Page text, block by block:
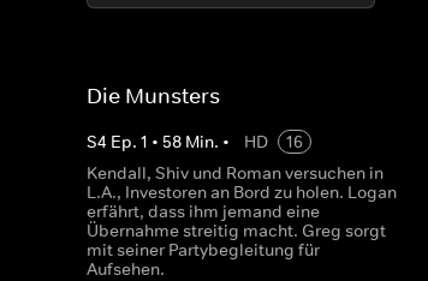
Die Munsters
S4 Ep. 1 • 58 Min. • HD
16
Kendall, Shiv und Roman versuchen in
L.A., Investoren an Bord zu holen. Logan
erfährt, dass ihm jemand eine
Übernahme streitig macht. Greg sorgt
mit seiner Partybegleitung für
Aufsehen.